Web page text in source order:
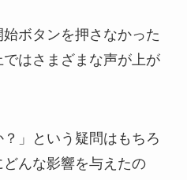
ボタンを押さなかった
はさまざまな声が上が
？」という疑問はもちろ
んな影響を与えたの